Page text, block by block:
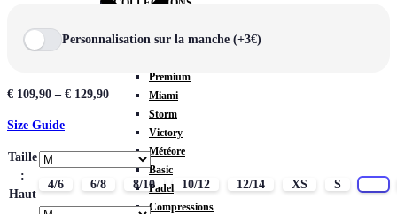
COLLECTIONS
Rex
Premium
Miami
Storm
Victory
Météore
Basic
Padel
Compressions
Personnalisation sur la manche (+3€)
€ 109,90 – € 129,90
Size Guide
Taille
:
Haut
4/6 6/8 8/10 10/12 12/14 XS S